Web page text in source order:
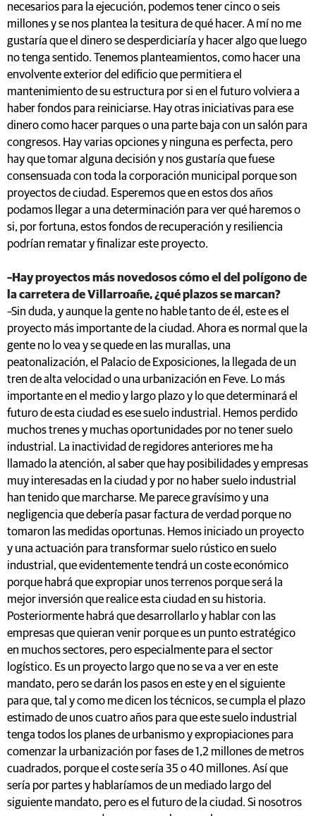
necesarios para la ejecución, podemos tener cinco o seis
millones y se nos plantea la tesitura de qué hacer. A mí no me
gustaría que el dinero se desperdiciaría y hacer algo que luego
no tenga sentido. Tenemos planteamientos, como hacer una
envolvente exterior del edificio que permitiera el
mantenimiento de su estructura por si en el futuro volviera a
haber fondos para reiniciarse. Hay otras iniciativas para ese
dinero como hacer parques o una parte baja con un salón para
congresos. Hay varias opciones y ninguna es perfecta, pero
hay que tomar alguna decisión y nos gustaría que fuese
consensuada con toda la corporación municipal porque son
proyectos de ciudad. Esperemos que en estos dos años
podamos llegar a una determinación para ver qué haremos o
si, por fortuna, estos fondos de recuperación y resiliencia
podrían rematar y finalizar este proyecto.
–Hay proyectos más novedosos cómo el del polígono de
la carretera de Villarroañe, ¿qué plazos se marcan?
–Sin duda, y aunque la gente no hable tanto de él, este es el
proyecto más importante de la ciudad. Ahora es normal que la
gente no lo vea y se quede en las murallas, una
peatonalización, el Palacio de Exposiciones, la llegada de un
tren de alta velocidad o una urbanización en Feve. Lo más
importante en el medio y largo plazo y lo que determinará el
futuro de esta ciudad es ese suelo industrial. Hemos perdido
muchos trenes y muchas oportunidades por no tener suelo
industrial. La inactividad de regidores anteriores me ha
llamado la atención, al saber que hay posibilidades y empresas
muy interesadas en la ciudad y por no haber suelo industrial
han tenido que marcharse. Me parece gravísimo y una
negligencia que debería pasar factura de verdad porque no
tomaron las medidas oportunas. Hemos iniciado un proyecto
y una actuación para transformar suelo rústico en suelo
industrial, que evidentemente tendrá un coste económico
porque habrá que expropiar unos terrenos porque será la
mejor inversión que realice esta ciudad en su historia.
Posteriormente habrá que desarrollarlo y hablar con las
empresas que quieran venir porque es un punto estratégico
en muchos sectores, pero especialmente para el sector
logístico. Es un proyecto largo que no se va a ver en este
mandato, pero se darán los pasos en este y en el siguiente
para que, tal y como me dicen los técnicos, se cumpla el plazo
estimado de unos cuatro años para que este suelo industrial
tenga todos los planes de urbanismo y expropiaciones para
comenzar la urbanización por fases de 1,2 millones de metros
cuadrados, porque el coste sería 35 o 40 millones. Así que
sería por partes y hablaríamos de un mediado largo del
siguiente mandato, pero es el futuro de la ciudad. Si nosotros